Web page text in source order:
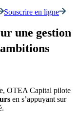
Souscrire en ligne
une gestion
OTEA Capital pilote
en s’appuyant sur